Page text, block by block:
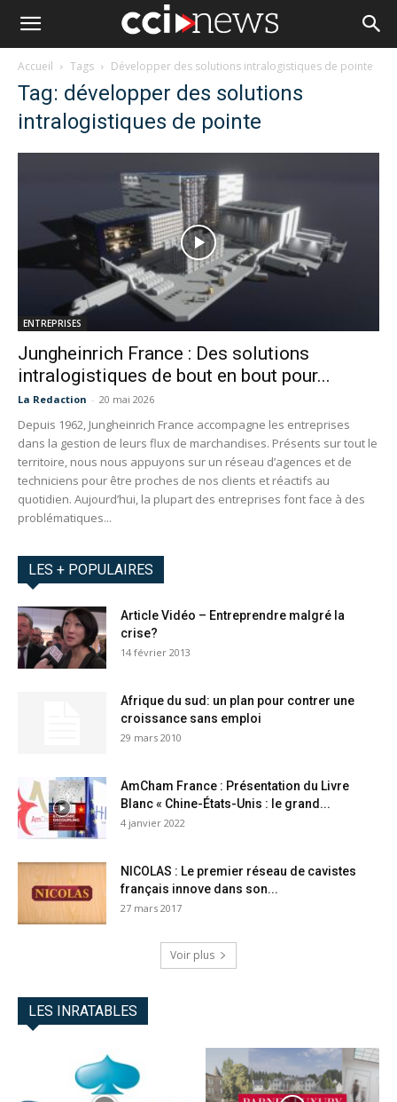
Accueil Tags Développer des solutions intralogistiques de pointe
Tag: développer des solutions
intralogistiques de pointe
ENTREPRISES
Jungheinrich France : Des solutions
intralogistiques de bout en bout pour...
La Redaction - 20 mai 2026
Depuis 1962, Jungheinrich France accompagne les entreprises
dans la gestion de leurs flux de marchandises. Présents sur tout le
territoire, nous nous appuyons sur un réseau d’agences et de
techniciens pour être proches de nos clients et réactifs au
quotidien. Aujourd’hui, la plupart des entreprises font face à des
problématiques...
LES + POPULAIRES
Article Vidéo – Entreprendre malgré la
crise?
14 février 2013
Afrique du sud: un plan pour contrer une
croissance sans emploi
29 mars 2010
AmCham France : Présentation du Livre
Blanc « Chine-États-Unis : le grand...
4 janvier 2022
NICOLAS : Le premier réseau de cavistes
français innove dans son...
27 mars 2017
Voir plus
LES INRATABLES